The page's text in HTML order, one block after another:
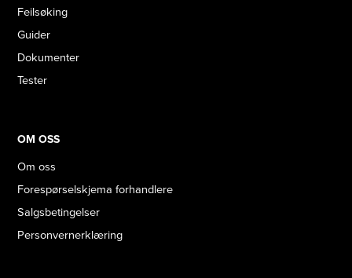
Feilsøking
Guider
Dokumenter
Tester
OM OSS
Om oss
Forespørselskjema forhandlere
Salgsbetingelser
Personvernerklæring